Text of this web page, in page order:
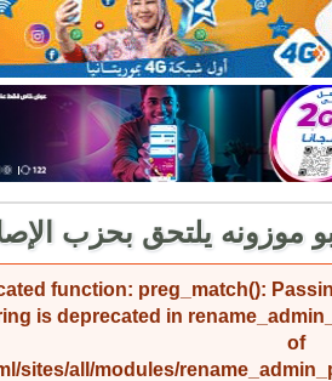
موزونه يلتحق بحزب
function: preg_match():
is deprecated in
of
sites/all/modules/